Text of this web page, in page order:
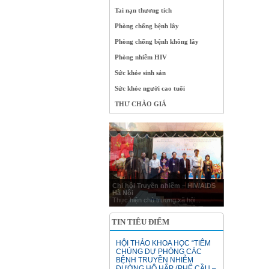
Tai nạn thương tích
Phòng chống bệnh lây
Phòng chống bệnh không lây
Phòng nhiễm HIV
Sức khỏe sinh sản
Sức khỏe người cao tuổi
THƯ CHÀO GIÁ
Chi hội Truyền nhiễm – HIV/AIDS
Hà Nội
Thực hiện chủ trương xã hội...
TIN TIÊU ĐIỂM
HỘI THẢO KHOA HỌC “TIÊM
CHỦNG DỰ PHÒNG CÁC
BỆNH TRUYỀN NHIỄM